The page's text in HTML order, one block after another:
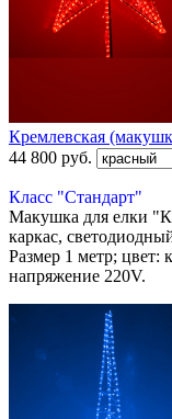
Кремлевская
44 800 руб.
Класс "Стандарт"
Макушка для елки
каркас,
Размер 1 метр; цвет:
напряжение 220V.